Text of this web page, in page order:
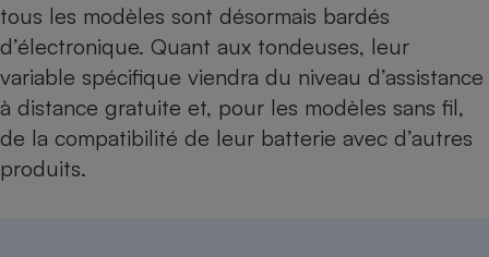
tous les modèles sont désormais bardés
d’électronique. Quant aux tondeuses, leur
variable spécifique viendra du niveau d’assistance
à distance gratuite et, pour les modèles sans fil,
de la compatibilité de leur batterie avec d’autres
produits.